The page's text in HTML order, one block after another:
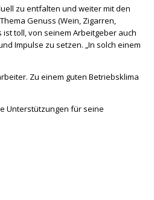
zu entfalten und weiter mit den
Genuss (Wein, Zigarren,
toll, von seinem Arbeitgeber auch
Impulse zu setzen. „In solch einem
Zu einem guten Betriebsklima
Unterstützungen für seine